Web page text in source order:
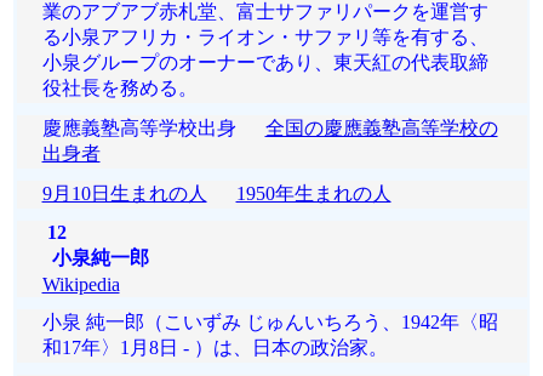
業のアブアブ赤札堂、富士サファリパークを運営す
る小泉アフリカ・ライオン・サファリ等を有する、
小泉グループのオーナーであり、東天紅の代表取締
役社長を務める。
慶應義塾高等学校出身 全国の慶應義塾高等学校の
出身者
9月10日生まれの人
1950年生まれの人
12
小泉純一郎
Wikipedia
小泉 純一郎（こいずみ じゅんいちろう、1942年〈昭
和17年〉1月8日 - ）は、日本の政治家。